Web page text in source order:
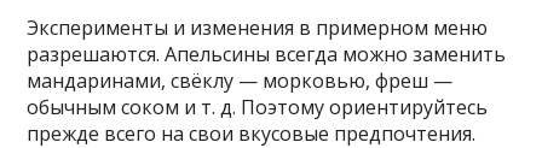
Эксперименты и изменения в примерном меню
разрешаются. Апельсины всегда можно заменить
мандаринами, свёклу — морковью, фреш —
обычным соком и т. д. Поэтому ориентируйтесь
прежде всего на свои вкусовые предпочтения.